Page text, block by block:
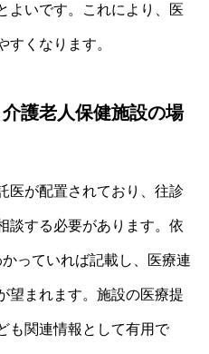
よいです。これにより、医
すくなります。
護老人保健施設の場
医が配置されており、往診
談する必要があります。依
っていれば記載し、医療連
望まれます。施設の医療提
も関連情報として有用で